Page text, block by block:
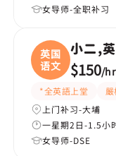
女导师-全职补习
英国
语文
小二,
$150/hr
*全英語上堂
上门补习-大埔
一星期2日-1.5小
女导师-DSE